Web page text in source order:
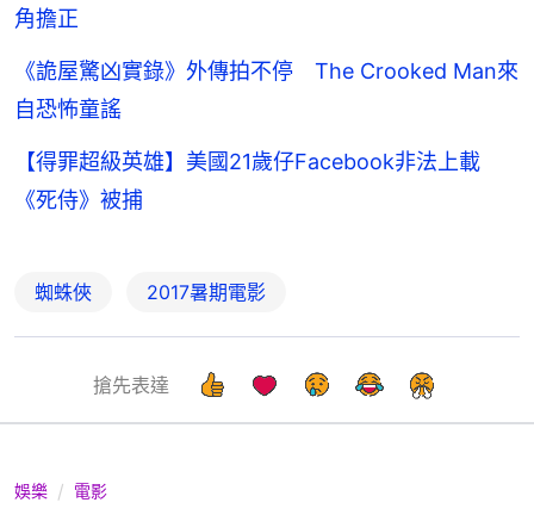
角擔正
《詭屋驚凶實錄》外傳拍不停 The Crooked Man來
自恐怖童謠
【得罪超級英雄】美國21歲仔Facebook非法上載
《死侍》被捕
蜘蛛俠 2017暑期電影
搶先表達
娛樂 電影